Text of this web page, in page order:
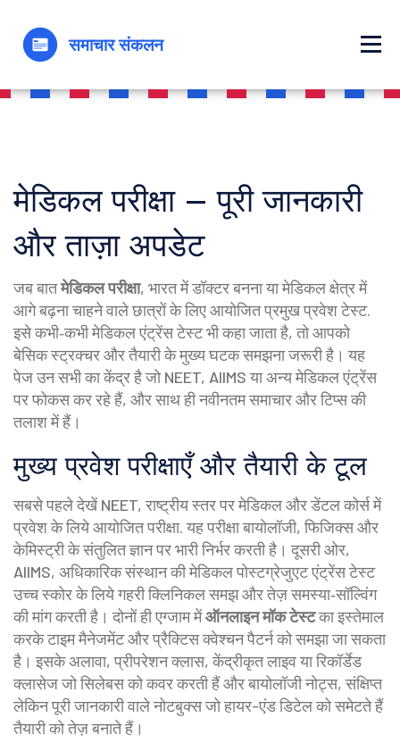
मेडिकल परीक्षा – पूरी जानकारी
और ताज़ा अपडेट
जब बातमेडिकल परीक्षा, भारत में डॉक्टर बनना या मेडिकल क्षेत्र में
आगे बढ़ना चाहने वाले छात्रों के लिए आयोजित प्रमुख प्रवेश टेस्ट.
इसे कभी‑कभीमेडिकल एंट्रेंस टेस्टभी कहा जाता है, तो आपको
बेसिक स्ट्रक्चर और तैयारी के मुख्य घटक समझना जरूरी है। यह
पेज उन सभी का केंद्र है जो NEET, AIIMS या अन्य मेडिकल एंट्रेंस
पर फोकस कर रहे हैं, और साथ ही नवीनतम समाचार और टिप्स की
तलाश में हैं।
मुख्य प्रवेश परीक्षाएँ और तैयारी के टूल
सबसे पहले देखेंNEET,राष्ट्रीय स्तर पर मेडिकल और डेंटल कोर्स में
प्रवेश के लिये आयोजित परीक्षा. यह परीक्षा बायोलॉजी, फिजिक्स और
केमिस्ट्री के संतुलित ज्ञान पर भारी निर्भर करती है। दूसरी ओर,
AIIMS, अधिकारिक संस्थान की मेडिकल पोस्टग्रेजुएट एंट्रेंस टेस्ट
उच्च स्कोर के लिये गहरी क्लिनिकल समझ और तेज़ समस्या‑सॉल्विंग
की मांग करती है। दोनों ही एग्जाम मेंऑनलाइन मॉक टेस्टका इस्तेमाल
करके टाइम मैनेजमेंट और प्रैक्टिस क्वेश्चन पैटर्न को समझा जा सकता
है। इसके अलावा,प्रीपरेशन क्लास,केंद्रीकृत लाइव या रिकॉर्डेड
क्लासेज जो सिलेबस को कवर करती हैंऔरबायोलॉजी नोट्स,संक्षिप्त
लेकिन पूरी जानकारी वाले नोटबुक्स जो हायर-एंड डिटेल को समेटते हैं
तैयारी को तेज़ बनाते हैं।